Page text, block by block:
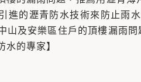
進的瀝青防水技術來防止雨
山及安樂區住戶的頂樓漏雨
的專家】